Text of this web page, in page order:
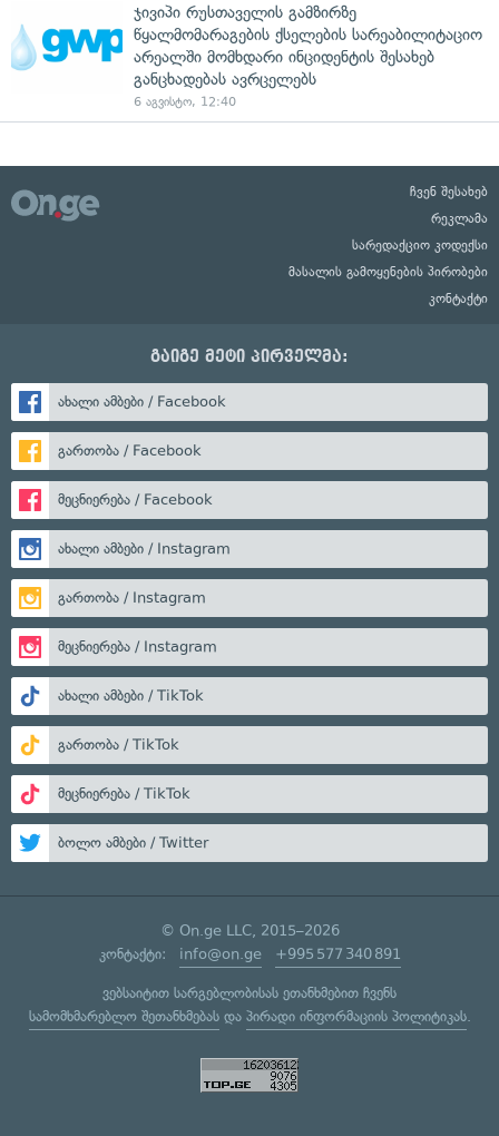
ჯივიპი რუსთაველის გამზირზე
წყალმომარაგების ქსელების სარეაბილიტაციო
არეალში მომხდარი ინციდენტის შესახებ
განცხადებას ავრცელებს
6 აგვისტო, 12:40
ჩვენ შესახებ
რეკლამა
სარედაქციო კოდექსი
მასალის გამოყენების პირობები
კონტაქტი
გაიგე მეტი პირველმა:
ახალი ამბები / Facebook
გართობა / Facebook
მეცნიერება / Facebook
ახალი ამბები / Instagram
გართობა / Instagram
მეცნიერება / Instagram
ახალი ამბები / TikTok
გართობა / TikTok
მეცნიერება / TikTok
ბოლო ამბები / Twitter
© On.ge LLC, 2015–2026
კონტაქტი: info@on.ge +995 577 340 891
ვებსაიტით სარგებლობისას ეთანხმებით ჩვენს
სამომხმარებლო შეთანხმებასდა პირადი ინფორმაციის პოლიტიკას.